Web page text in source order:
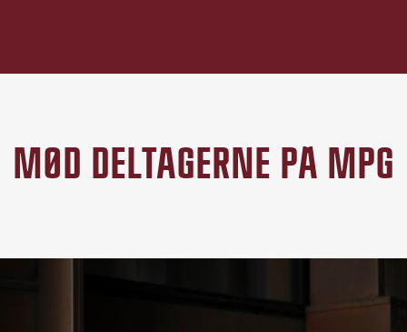
MØD DELTAGERNE PÅ MPG